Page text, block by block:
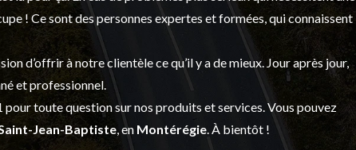
! Ce sont des personnes expertes et formées, qui connaissent
d’offrir à notre clientèle ce qu’il y a de mieux. Jour après jour,
et professionnel.
pour toute question sur nos produits et services. Vous pouvez
Jean-Baptiste, en Montérégie. À bientôt !